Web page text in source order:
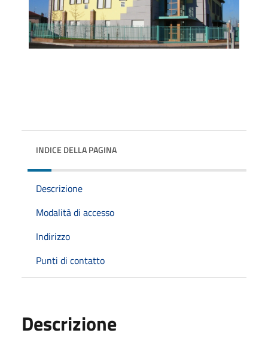
INDICE DELLA PAGINA
Descrizione
Modalità di accesso
Indirizzo
Punti di contatto
Descrizione